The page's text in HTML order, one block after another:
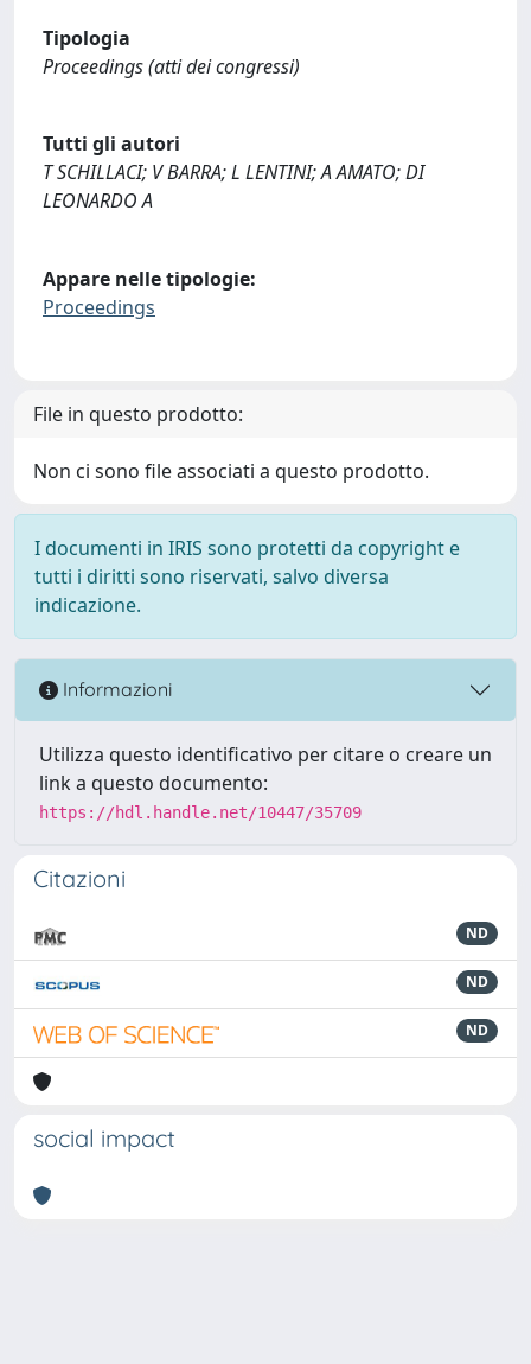
Tipologia
Proceedings (atti dei congressi)
Tutti gli autori
T SCHILLACI; V BARRA; L LENTINI; A AMATO; DI
LEONARDO A
Appare nelle tipologie:
Proceedings
File in questo prodotto:
Non ci sono file associati a questo prodotto.
I documenti in IRIS sono protetti da copyright e
tutti i diritti sono riservati, salvo diversa
indicazione.
Informazioni
Utilizza questo identificativo per citare o creare un
link a questo documento:
https://hdl.handle.net/10447/35709
Citazioni
ND
ND
ND
social impact